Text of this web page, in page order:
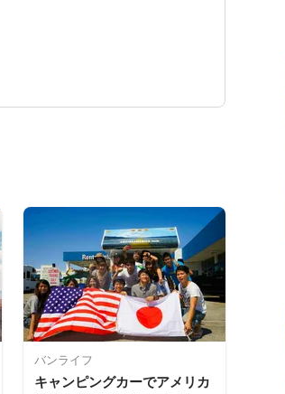
バンライフ
キャンピングカーでアメリカ